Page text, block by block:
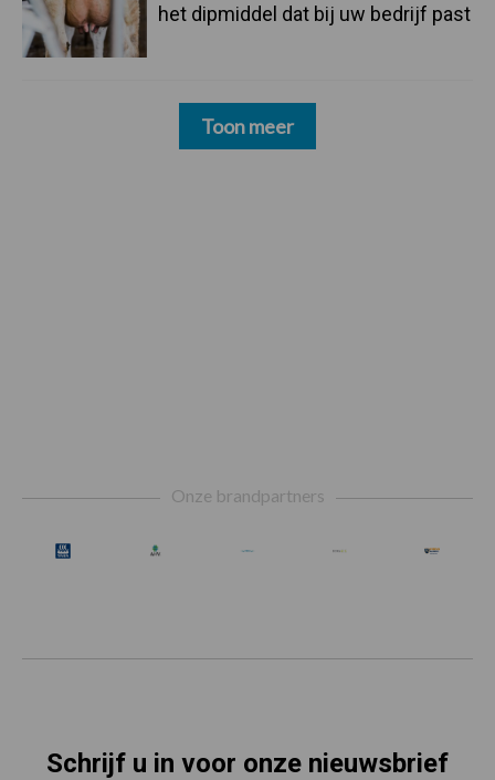
het dipmiddel dat bij uw bedrijf past
Toon meer
Onze brandpartners
Schrijf u in voor onze nieuwsbrief